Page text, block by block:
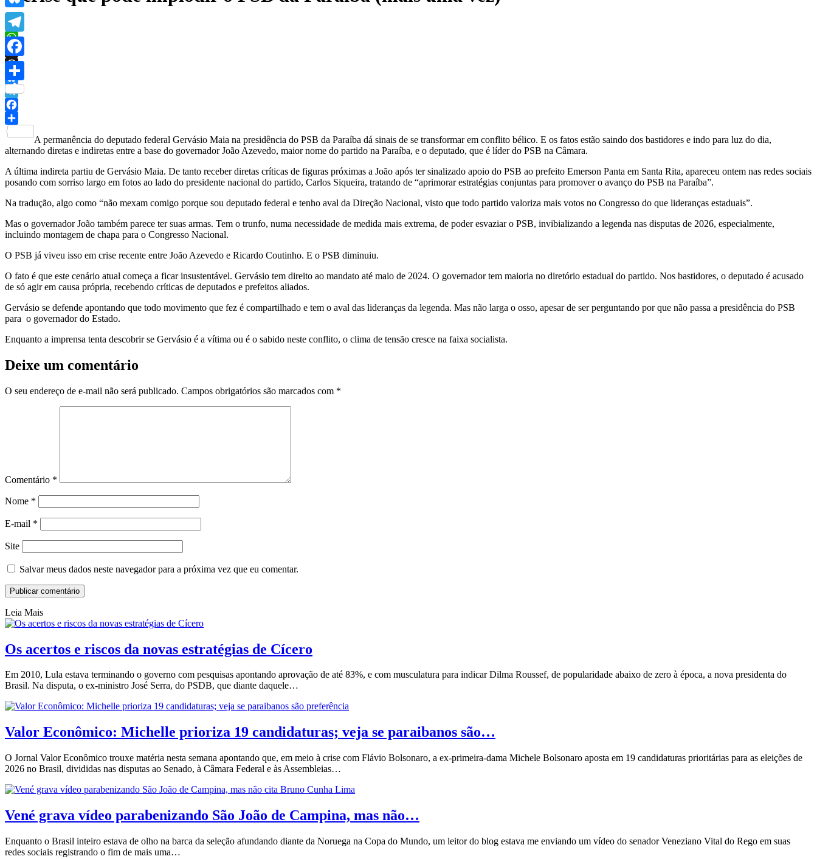
WhatsApp
X
Threads
Bluesky
Telegram
Facebook
A permanência do deputado federal Gervásio Maia na presidência do PSB da Paraíba dá sinais de se transformar em conflito bélico. E os fatos estão saindo dos bastidores e indo para luz do dia,
alternando diretas e indiretas entre a base do governador João Azevedo, maior nome do partido na Paraíba, e o deputado, que é líder do PSB na Câmara.
A última indireta partiu de Gervásio Maia. De tanto receber diretas críticas de figuras próximas a João após ter sinalizado apoio do PSB ao prefeito Emerson Panta em Santa Rita, apareceu ontem nas redes sociais
posando com sorriso largo em fotos ao lado do presidente nacional do partido, Carlos Siqueira, tratando de “aprimorar estratégias conjuntas para promover o avanço do PSB na Paraíba”.
Na tradução, algo como “não mexam comigo porque sou deputado federal e tenho aval da Direção Nacional, visto que todo partido valoriza mais votos no Congresso do que lideranças estaduais”.
Mas o governador João também parece ter suas armas. Tem o trunfo, numa necessidade de medida mais extrema, de poder esvaziar o PSB, invibializando a legenda nas disputas de 2026, especialmente,
incluindo montagem de chapa para o Congresso Nacional.
O PSB já viveu isso em crise recente entre João Azevedo e Ricardo Coutinho. E o PSB diminuiu.
O fato é que este cenário atual começa a ficar insustentável. Gervásio tem direito ao mandato até maio de 2024. O governador tem maioria no diretório estadual do partido. Nos bastidores, o deputado é acusado
de só agir em causa própria, recebendo críticas de deputados e prefeitos aliados.
Gervásio se defende apontando que todo movimento que fez é compartilhado e tem o aval das lideranças da legenda. Mas não larga o osso, apesar de ser perguntando por que não passa a presidência do PSB
para o governador do Estado.
Enquanto a imprensa tenta descobrir se Gervásio é a vítima ou é o sabido neste conflito, o clima de tensão cresce na faixa socialista.
Deixe um comentário
O seu endereço de e-mail não será publicado. Campos obrigatórios são marcados com *
Comentário *
Nome *
E-mail *
Site
Salvar meus dados neste navegador para a próxima vez que eu comentar.
Leia Mais
Os acertos e riscos da novas estratégias de Cícero
Em 2010, Lula estava terminando o governo com pesquisas apontando aprovação de até 83%, e com musculatura para indicar Dilma Roussef, de popularidade abaixo de zero à época, a nova presidenta do
Brasil. Na disputa, o ex-ministro José Serra, do PSDB, que diante daquele…
Valor Econômico: Michelle prioriza 19 candidaturas; veja se paraibanos são…
O Jornal Valor Econômico trouxe matéria nesta semana apontando que, em meio à crise com Flávio Bolsonaro, a ex-primeira-dama Michele Bolsonaro aposta em 19 candidaturas prioritárias para as eleições de
2026 no Brasil, divididas nas disputas ao Senado, à Câmara Federal e às Assembleias…
Vené grava vídeo parabenizando São João de Campina, mas não…
Enquanto o Brasil inteiro estava de olho na barca da seleção afundando diante da Noruega na Copa do Mundo, um leitor do blog estava me enviando um vídeo do senador Veneziano Vital do Rego em suas
redes sociais registrando o fim de mais uma…
Bluesky
Telegram
Facebook
Share